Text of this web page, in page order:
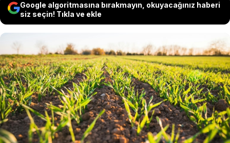
Google algoritmasına bırakmayın, okuyacağınız haberi
siz seçin! Tıkla ve ekle
Türkiye İstatistik Kurumu (TÜİK) 2026 yılı nisan
ayına ilişkin tarım ürünleri üretici fiyat endeksi
(Tarım-ÜFE) verilerini yayımladı. Buna göre
Tarım-ÜFE yıllık bazda yüzde 42,53 artış
gösterirken aylık ise yüzde 4,26 arttı.